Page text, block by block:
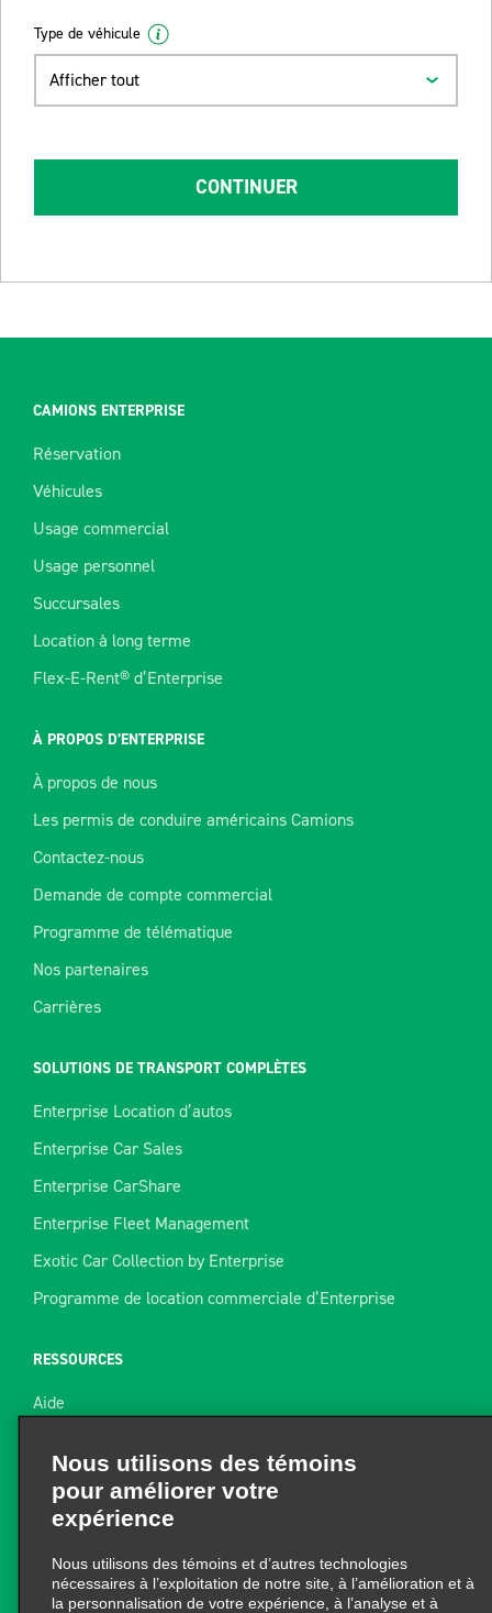
Type de véhicule
Afficher tout
CONTINUER
CAMIONS ENTERPRISE
Réservation
Véhicules
Usage commercial
Usage personnel
Succursales
Location à long terme
Flex-E-Rent® d’Enterprise
À PROPOS D’ENTERPRISE
À propos de nous
Les permis de conduire américains Camions
Contactez-nous
Demande de compte commercial
Programme de télématique
Nos partenaires
Carrières
SOLUTIONS DE TRANSPORT COMPLÈTES
Enterprise Location d’autos
Enterprise Car Sales
Enterprise CarShare
Enterprise Fleet Management
Exotic Car Collection by Enterprise
Programme de location commerciale d’Enterprise
RESSOURCES
Aide
Guide de remorquage
Ressources pour la location
Trouver un reçu
pour améliorer votre
expérience
nécessaires à l’exploitation de notre site, à l’amélioration et à
la personnalisation de votre expérience, à l’analyse et à
l’amélioration de notre marketing. Vous pouvez en tout